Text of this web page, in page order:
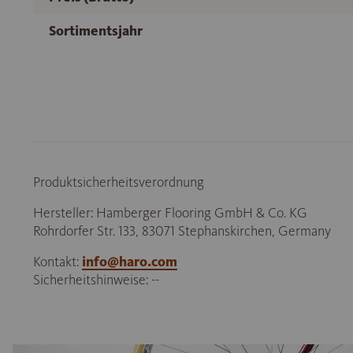
Sortimentsjahr
Produktsicherheitsverordnung
Hersteller: Hamberger Flooring GmbH & Co. KG
Rohrdorfer Str. 133, 83071 Stephanskirchen, Germany
Kontakt: info@haro.com
Sicherheitshinweise: --